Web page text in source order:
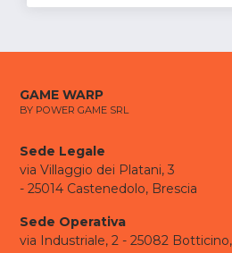
GAME WARP
BY POWER GAME SRL
Sede Legale
via Villaggio dei Platani, 3
- 25014 Castenedolo, Brescia
Sede Operativa
via Industriale, 2 - 25082